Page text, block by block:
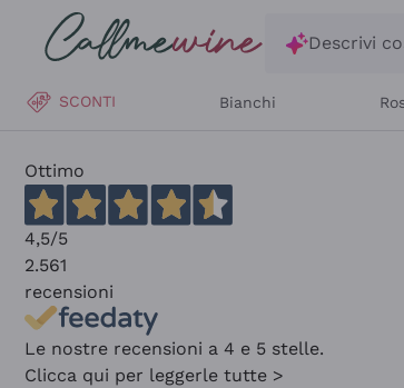
Salta al contenuto principale
Descrivi
SCONTI Bianchi
Ottimo
4,5/5
2.561
recensioni
Le nostre recensioni a 4 e 5 stelle.
Clicca qui per leggerle tutte >